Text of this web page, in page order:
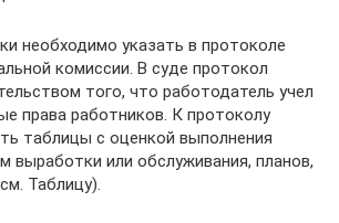
необходимо указать в протоколе
комиссии. В суде протокол
того, что работодатель учел
права работников. К протоколу
таблицы с оценкой выполнения
выработки или обслуживания, планов,
Таблицу).